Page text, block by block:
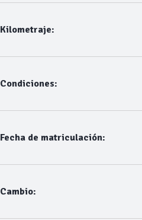
Kilometraje:
Condiciones:
Fecha de matriculación:
Cambio: